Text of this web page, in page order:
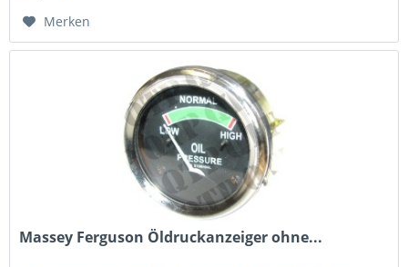
Merken
Massey Ferguson Öldruckanzeiger ohne...